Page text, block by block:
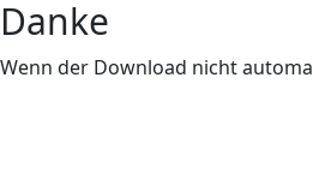
Danke
Wenn der Download nicht